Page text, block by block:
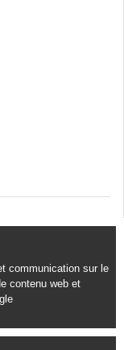
communication sur le
contenu web et